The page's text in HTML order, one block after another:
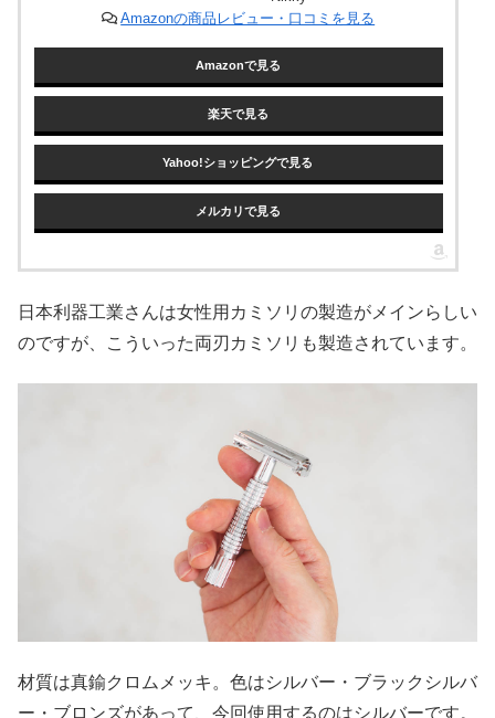
Amazonの商品レビュー・口コミを見る
Amazonで見る
楽天で見る
Yahoo!ショッピングで見る
メルカリで見る
日本利器工業さんは女性用カミソリの製造がメインらしい
のですが、こういった両刃カミソリも製造されています。
材質は真鍮クロムメッキ。色はシルバー・ブラックシルバ
ー・ブロンズがあって、今回使用するのはシルバーです。